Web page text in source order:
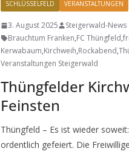
SCHLÜSSELFELD VERANSTALTUNGEN
3. August 2025
Steigerwald-News
Brauchtum Franken,FC Thüngfeld,
Kerwabaum,Kirchweih,Rockabend,
Veranstaltungen Steigerwald
Thüngfelder
Feinsten
Thüngfeld – Es ist wieder
ordentlich gefeiert. Die